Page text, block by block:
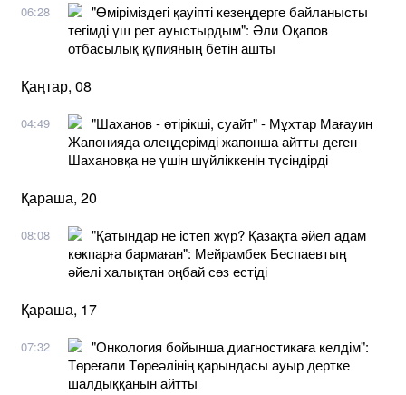
06:28
"Өміріміздегі қауіпті кезеңдерге байланысты
тегімді үш рет ауыстырдым": Әли Оқапов
отбасылық құпияның бетін ашты
Қаңтар, 08
04:49
"Шаханов - өтірікші, суайт" - Мұхтар Мағауин
Жапонияда өлеңдерімді жапонша айтты деген
Шахановқа не үшін шүйліккенін түсіндірді
Қараша, 20
08:08
"Қатындар не істеп жүр? Қазақта әйел адам
көкпарға бармаған": Мейрамбек Беспаевтың
әйелі халықтан оңбай сөз естіді
Қараша, 17
07:32
"Онкология бойынша диагностикаға келдім":
Төреғали Төреәлінің қарындасы ауыр дертке
шалдыққанын айтты